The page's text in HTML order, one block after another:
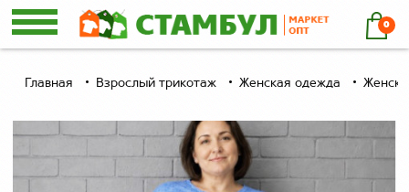
0
Главная Взрослый трикотаж Женская одежда